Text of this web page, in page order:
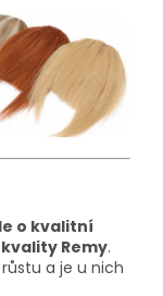
o kvalitní
Remy.
a je u nich